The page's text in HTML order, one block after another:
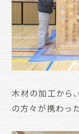
木材の加工から
の方々が携わっ